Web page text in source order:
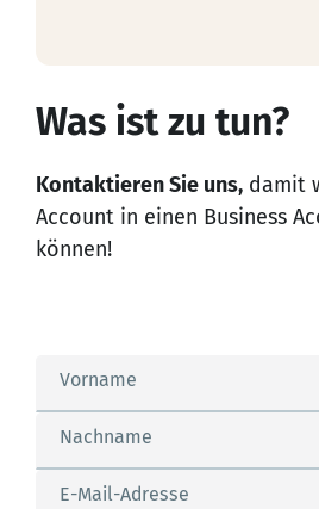
Was ist zu tun?
Kontaktieren Sie uns, damit
Account in einen Business
können!
Vorname
Nachname
E-Mail-Adresse